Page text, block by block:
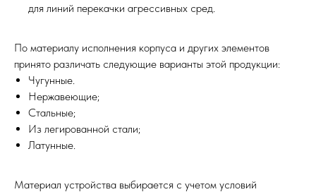
для линий перекачки агрессивных сред.
По материалу исполнения корпуса и других элементов
принято различать следующие варианты этой продукции:
Чугунные.
Нержавеющие;
Стальные;
Из легированной стали;
Латунные.
Материал устройства выбирается с учетом условий